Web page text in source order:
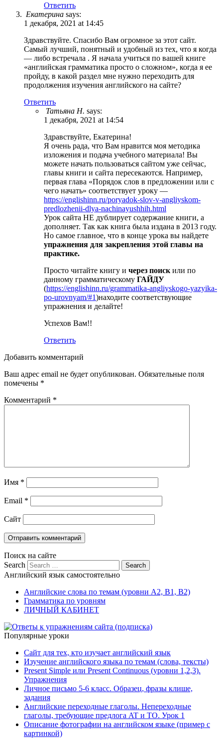
Ответить
Екатерина says:
1 декабря, 2021 at 14:45
Здравствуйте. Спасибо Вам огромное за этот сайт.
Самый лучший, понятный и удобный из тех, что я когда
— либо встречала . Я начала учиться по вашей книге
«английская грамматика просто о сложном», когда я ее
пройду, в какой раздел мне нужно переходить для
продолжения изучения английского на сайте?
Ответить
Татьяна Н. says:
1 декабря, 2021 at 14:54
Здравствуйте, Екатерина!
Я очень рада, что Вам нравится моя методика
изложения и подача учебного материала! Вы
можете начать пользоваться сайтом уже сейчас,
главы книги и сайта пересекаются. Например,
первая глава «Порядок слов в предложении или с
чего начать» соответствует уроку —
https://englishinn.ru/poryadok-slov-v-angliyskom-
predlozhenii-dlya-nachinayushhih.html
Урок сайта НЕ дублирует содержание книги, а
дополняет. Так как книга была издана в 2013 году.
Но самое главное, что в конце урока вы найдете
упражнения для закрепления этой главы на
практике.
Просто читайте книгу и через поиск или по
данному грамматическому ГАЙДУ
(https://englishinn.ru/grammatika-angliyskogo-yazyika-
po-urovnyam/#1)находите соответствующие
упражнения и делайте!
Успехов Вам!!
Ответить
Добавить комментарий
Ваш адрес email не будет опубликован. Обязательные поля
помечены *
Комментарий *
Имя *
Email *
Сайт
Поиск на сайте
Search
Английский язык самостоятельно
Английские слова по темам (уровни A2, B1, B2)
Грамматика по уровням
ЛИЧНЫЙ КАБИНЕТ
Популярные уроки
Сайт для тех, кто изучает английский язык
Изучение английского языка по темам (слова, тексты)
Present Simple или Present Continuous (уровни 1,2,3).
Упражнения
Личное письмо 5-6 класс. Образец, фразы клише,
задания
Английские переходные глаголы. Непереходные
глаголы, требующие предлога AT и TO. Урок 1
Описание фотографии на английском языке (пример с
картинкой)